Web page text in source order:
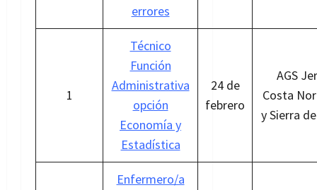
errores
1
Técnico
Función
Administrativa
opción
Economía y
Estadística
24 de
febrero
AGS
Costa
y Sierra
Enfermero/a